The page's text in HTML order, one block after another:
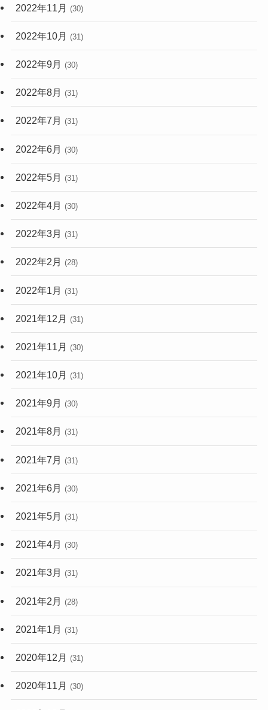
2022年11月 (30)
2022年10月 (31)
2022年9月 (30)
2022年8月 (31)
2022年7月 (31)
2022年6月 (30)
2022年5月 (31)
2022年4月 (30)
2022年3月 (31)
2022年2月 (28)
2022年1月 (31)
2021年12月 (31)
2021年11月 (30)
2021年10月 (31)
2021年9月 (30)
2021年8月 (31)
2021年7月 (31)
2021年6月 (30)
2021年5月 (31)
2021年4月 (30)
2021年3月 (31)
2021年2月 (28)
2021年1月 (31)
2020年12月 (31)
2020年11月 (30)